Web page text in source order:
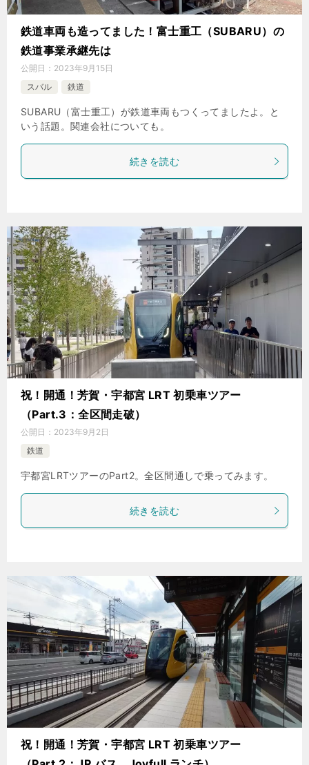
鉄道車両も造ってました！富士重工（SUBARU）の
鉄道事業承継先は
公開日： 2023年9月15日
スバル
鉄道
SUBARU（富士重工）が鉄道車両もつくってましたよ。と
いう話題。関連会社についても。
続きを読む
祝！開通！芳賀・宇都宮 LRT 初乗車ツアー
（Part.3：全区間走破）
公開日： 2023年9月2日
鉄道
宇都宮LRTツアーのPart2。全区間通しで乗ってみます。
続きを読む
祝！開通！芳賀・宇都宮 LRT 初乗車ツアー